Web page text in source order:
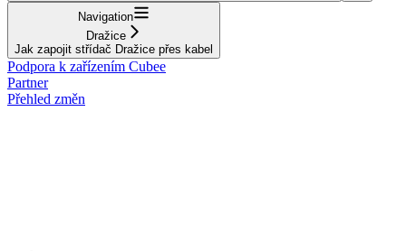
Navigation
Dražice
Jak zapojit střídač Dražice přes kabel
Podpora k zařízením Cubee
Partner
Přehled změn